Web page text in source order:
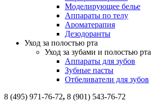
Моделирующее белье
Аппараты по телу
Ароматерапия
Дезодоранты
Уход за полостью рта
Уход за зубами и полостью рта
Аппараты для зубов
Зубные пасты
Отбеливатели для зубов
8 (495) 971-76-72, 8 (901) 543-76-72